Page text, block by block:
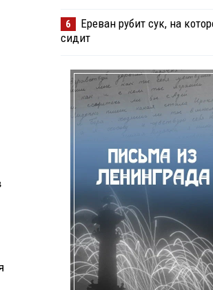
6
Ереван рубит сук, на
сидит